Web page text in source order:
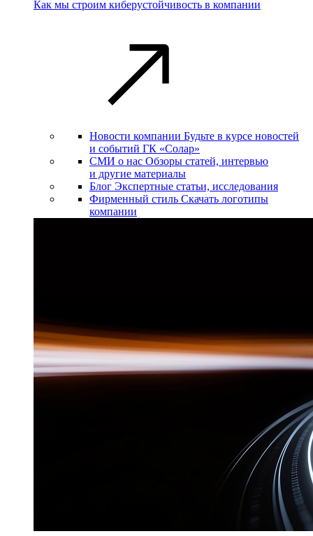
Как мы строим киберустойчивость в компании
Новости компании Будьте в курсе новостей
и событий ГК «Солар»
СМИ о нас Обзоры статей, интервью
и другие материалы
Блог Экспертные статьи, исследования
Фирменный стиль Скачать логотипы
компании